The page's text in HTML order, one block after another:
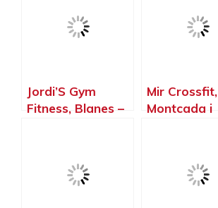
Jordi’S Gym
Fitness, Blanes –
Mir Crossfit,
Montcada i